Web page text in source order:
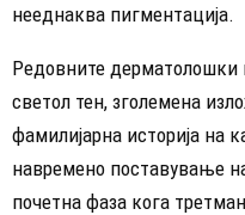
нееднаква пигментација.
Редовните дерматолошки
светол тен, зголемена
фамилијарна историја на
навремено поставување
почетна фаза кога